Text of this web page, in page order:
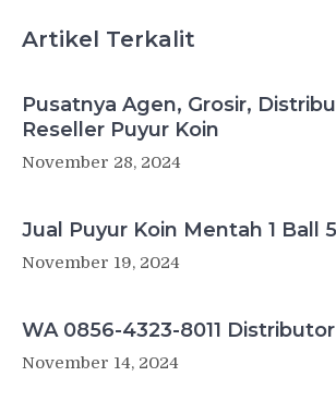
Artikel Terkalit
Pusatnya Agen, Grosir,
Reseller Puyur Koin
November 28, 2024
Jual Puyur Koin Mentah 1 Ball
November 19, 2024
WA 0856-4323-8011
November 14, 2024